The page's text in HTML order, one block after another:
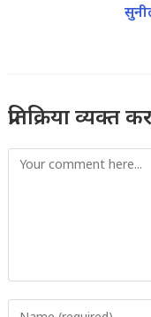
प्रतिक्रिया व्यक्त
Comment